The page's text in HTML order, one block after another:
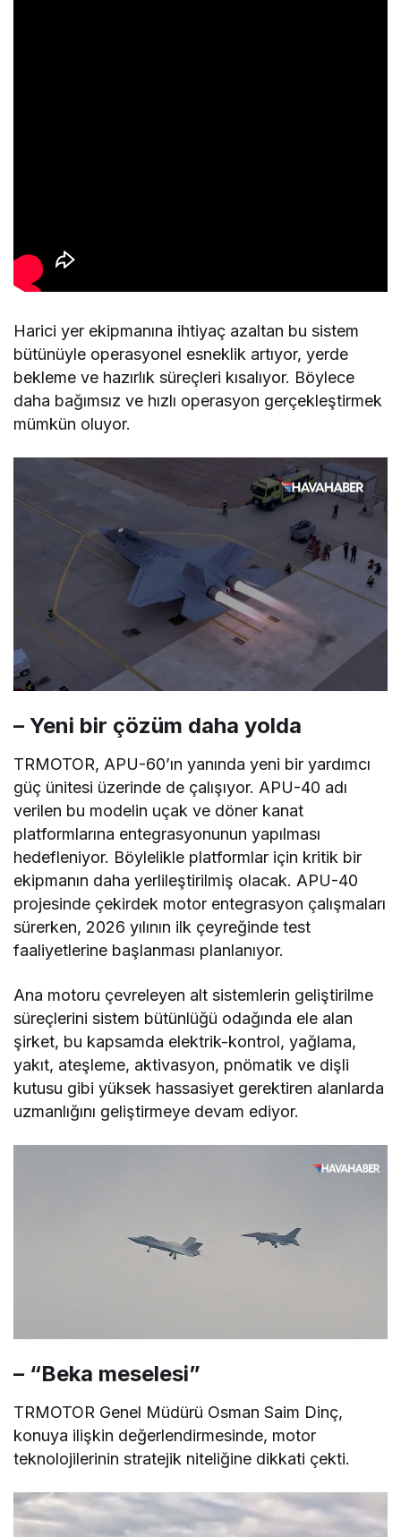
Harici yer ekipmanına ihtiyaç azaltan bu sistem
bütünüyle operasyonel esneklik artıyor, yerde
bekleme ve hazırlık süreçleri kısalıyor. Böylece
daha bağımsız ve hızlı operasyon gerçekleştirmek
mümkün oluyor.
– Yeni bir çözüm daha yolda
TRMOTOR, APU-60’ın yanında yeni bir yardımcı
güç ünitesi üzerinde de çalışıyor. APU-40 adı
verilen bu modelin uçak ve döner kanat
platformlarına entegrasyonunun yapılması
hedefleniyor. Böylelikle platformlar için kritik bir
ekipmanın daha yerlileştirilmiş olacak. APU-40
projesinde çekirdek motor entegrasyon çalışmaları
sürerken, 2026 yılının ilk çeyreğinde test
faaliyetlerine başlanması planlanıyor.
Ana motoru çevreleyen alt sistemlerin geliştirilme
süreçlerini sistem bütünlüğü odağında ele alan
şirket, bu kapsamda elektrik-kontrol, yağlama,
yakıt, ateşleme, aktivasyon, pnömatik ve dişli
kutusu gibi yüksek hassasiyet gerektiren alanlarda
uzmanlığını geliştirmeye devam ediyor.
– “Beka meselesi”
TRMOTOR Genel Müdürü Osman Saim Dinç,
konuya ilişkin değerlendirmesinde, motor
teknolojilerinin stratejik niteliğine dikkati çekti.